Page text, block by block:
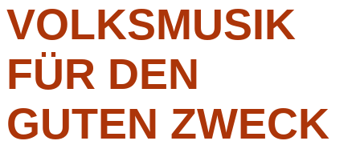
VOLKSMUSIK
FÜR DEN
GUTEN ZWECK